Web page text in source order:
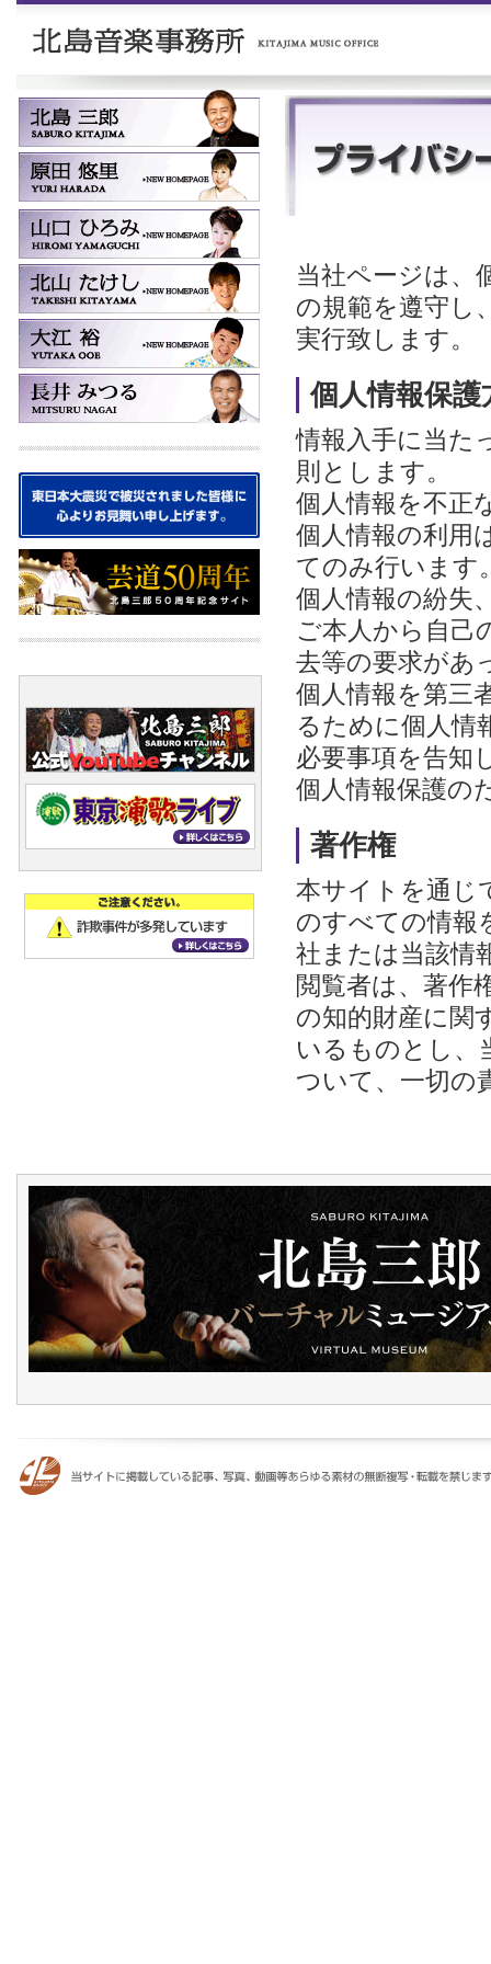
当社ページは、
の規範を遵守し
実行致します。
個人情報保護
情報入手に当た
則とします。
個人情報を不正
個人情報の利用
てのみ行います
個人情報の紛失
ご本人から自己
去等の要求があ
個人情報を第三
るために個人情
必要事項を告知
個人情報保護の
著作権
本サイトを通じ
のすべての情報
社または当該情
閲覧者は、著作
の知的財産に関
いるものとし、
ついて、一切の